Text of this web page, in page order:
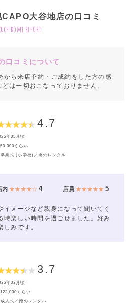
大谷地店の口コミ
report
口コミについて
から来店予約・ご成約をした方の感
は一切おこなっておりません。
4.7
年05月頃
くらい
業式 (小学校)／袴のレンタル
内★★★★☆ 4 店員 ★★★★★5
イメージなど親身になって聞いてく
時楽しい時間を過ごせました。好み
しみです。
3.7
年02月頃
くらい
人式／袴のレンタル